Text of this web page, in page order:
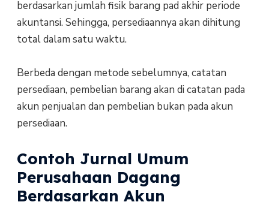
berdasarkan jumlah fisik barang pad akhir periode
akuntansi. Sehingga, persediaannya akan dihitung
total dalam satu waktu.
Berbeda dengan metode sebelumnya, catatan
persediaan, pembelian barang akan di catatan pada
akun penjualan dan pembelian bukan pada akun
persediaan.
Contoh Jurnal Umum
Perusahaan Dagang
Berdasarkan Akun